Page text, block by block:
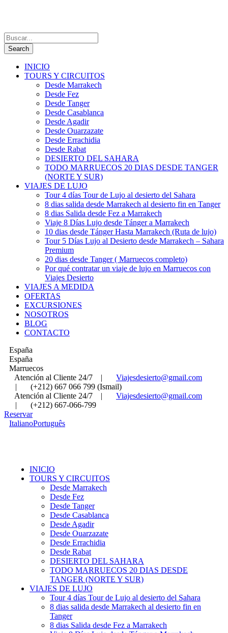
INICIO
TOURS Y CIRCUITOS
Desde Marrakech
Desde Fez
Desde Tanger
Desde Casablanca
Desde Agadir
Desde Ouarzazate
Desde Errachidia
Desde Rabat
DESIERTO DEL SAHARA
TODO MARRUECOS 20 DIAS DESDE TANGER
(NORTE Y SUR)
VIAJES DE LUJO
Tour 4 días Tour de Lujo al desierto del Sahara
8 dias salida desde Marrakech al desierto fin en Tanger
8 dias Salida desde Fez a Marrakech
Viaje 8 Días Lujo desde Tánger a Marrakech
10 dias desde Tánger Hasta Marrakech (Ruta de lujo)
Tour 5 Días Lujo al Desierto desde Marrakech – Sahara
Premium
20 dias desde Tanger ( Marruecos completo)
Por qué contratar un viaje de lujo en Marruecos con
Viajes Desierto
VIAJES A MEDIDA
OFERTAS
EXCURSIONES
NOSOTROS
BLOG
CONTACTO
España
España
Marruecos
Atención al Cliente 24/7
|
Viajesdesierto@gmail.com
|
(+212) 667 066 799 (Ismail)
Atención al Cliente 24/7
|
Viajesdesierto@gmail.com
|
(+212) 667-066-799
Reservar
ItalianoPortuguês
INICIO
TOURS Y CIRCUITOS
Desde Marrakech
Desde Fez
Desde Tanger
Desde Casablanca
Desde Agadir
Desde Ouarzazate
Desde Errachidia
Desde Rabat
DESIERTO DEL SAHARA
TODO MARRUECOS 20 DIAS DESDE
TANGER (NORTE Y SUR)
VIAJES DE LUJO
Tour 4 días Tour de Lujo al desierto del Sahara
8 dias salida desde Marrakech al desierto fin en
Tanger
8 dias Salida desde Fez a Marrakech